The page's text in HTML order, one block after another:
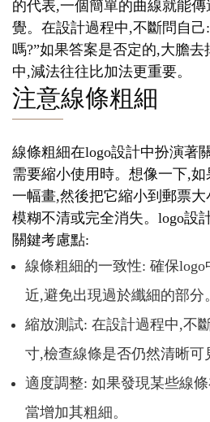
的代表,一個簡單的曲線就能
覺。在設計過程中,不斷問自
嗎?”如果答案是否定的,大膽
中,減法往往比加法更重要。
注意線條粗細
線條粗細在logo設計中扮演著
需要縮小使用時。想像一下,
一幅畫,然後把它縮小到郵票
模糊不清或完全消失。logo設
關鍵考慮點:
線條粗細的一致性: 確保
近,避免出現過於纖細的部分。
縮放測試: 在設計過程中,不
寸,檢查線條是否仍然清晰可
適度調整: 如果發現某些線
當增加其粗細。